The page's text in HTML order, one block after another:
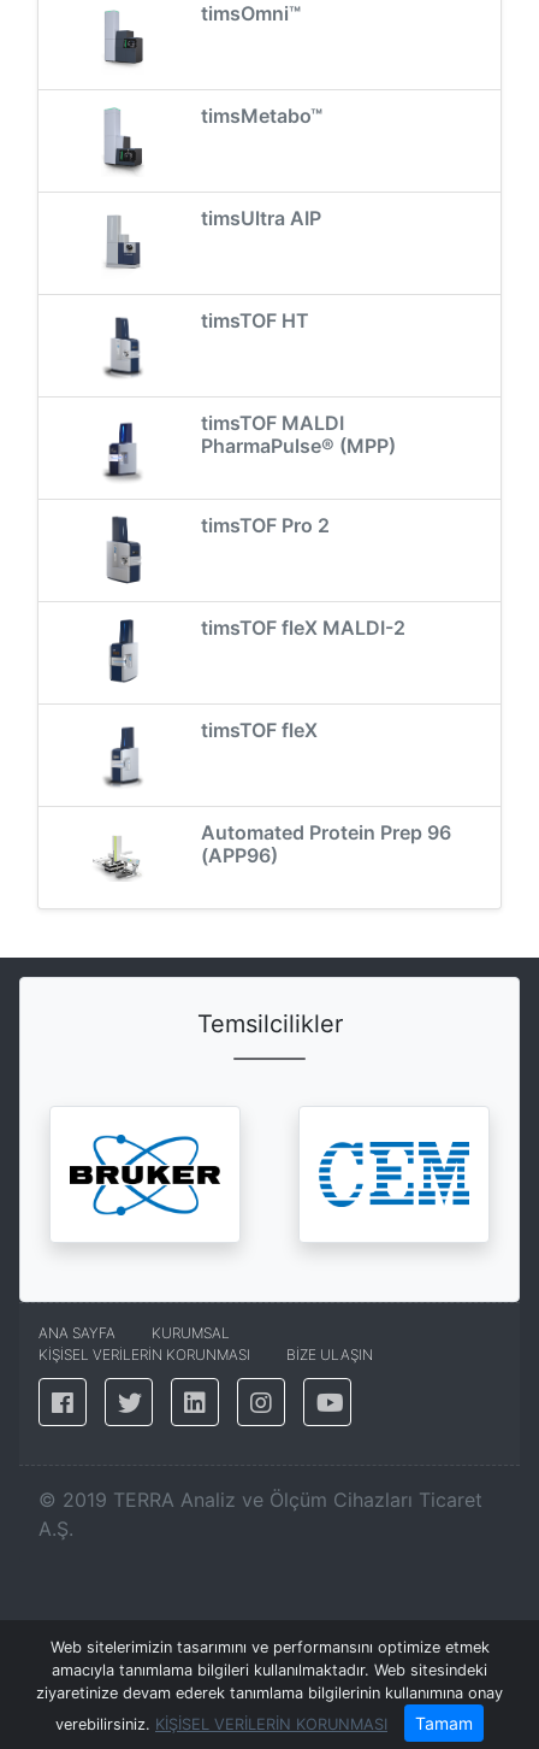
timsOmni™
timsMetabo™
timsUltra AIP
timsTOF HT
timsTOF MALDI
PharmaPulse® (MPP)
timsTOF Pro 2
timsTOF fleX MALDI-2
timsTOF fleX
Automated Protein Prep 96
(APP96)
Web sitelerimizin tasarımını ve performansını optimize etmek
amacıyla tanımlama bilgileri kullanılmaktadır. Web sitesindeki
ziyaretinize devam ederek tanımlama bilgilerinin kullanımına onay
verebilirsiniz. KİŞİSEL VERİLERİN KORUNMASI Tamam
Temsilcilikler
ANA SAYFA
KURUMSAL
KİŞİSEL VERİLERİN KORUNMASI
BİZE ULAŞIN
© 2019 TERRA Analiz ve Ölçüm Cihazları Ticaret
A.Ş.